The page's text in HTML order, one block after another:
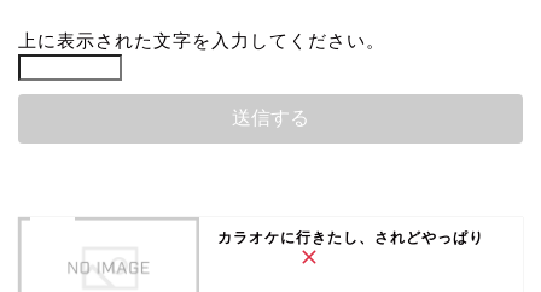
上に表示された文字を入力してください。
カラオケに行きたし、されどやっぱり